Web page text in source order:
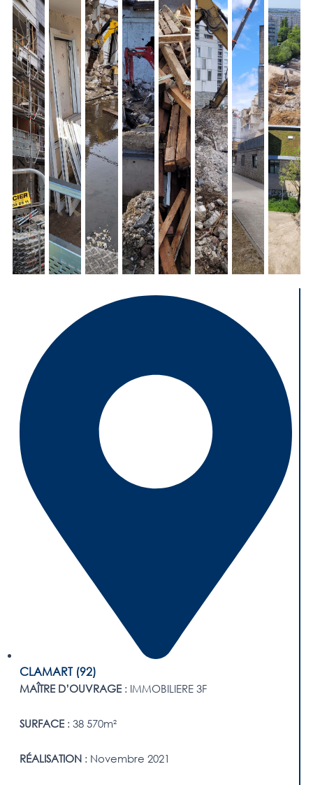
CLAMART (92)
MAÎTRE D’OUVRAGE : IMMOBILIERE 3F
SURFACE: 38 570m²
RÉALISATION: Novembre 2021